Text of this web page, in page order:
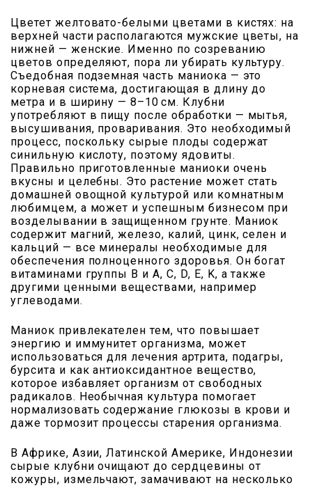
Цветет желтовато-белыми цветами в кистях: на
верхней части располагаются мужские цветы, на
нижней — женские. Именно по созреванию
цветов определяют, пора ли убирать культуру.
Съедобная подземная часть маниока — это
корневая система, достигающая в длину до
метра и в ширину — 8–10 см. Клубни
употребляют в пищу после обработки — мытья,
высушивания, проваривания. Это необходимый
процесс, поскольку сырые плоды содержат
синильную кислоту, поэтому ядовиты.
Правильно приготовленные маниоки очень
вкусны и целебны. Это растение может стать
домашней овощной культурой или комнатным
любимцем, а может и успешным бизнесом при
возделывании в защищенном грунте. Маниок
содержит магний, железо, калий, цинк, селен и
кальций — все минералы необходимые для
обеспечения полноценного здоровья. Он богат
витаминами группы В и A, C, D, E, K, а также
другими ценными веществами, например
углеводами.
Маниок привлекателен тем, что повышает
энергию и иммунитет организма, может
использоваться для лечения арт­рита, подагры,
бурсита и как антиоксидантное вещество,
которое избавляет организм от свободных
радикалов. Необычная культура помогает
нормализовать содержание глюкозы в крови и
даже тормозит процессы старения организма.
В Африке, Азии, Латинской Америке, Индонезии
сырые клубни очищают до сердцевины от
кожуры, измельчают, замачивают на несколько